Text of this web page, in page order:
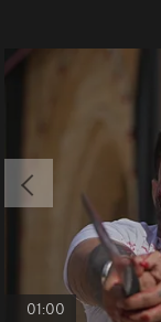
01:00